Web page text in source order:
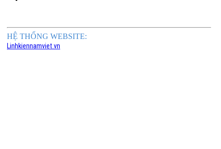
HỆ THỐNG WEBSITE:
Linhkiennamviet.vn